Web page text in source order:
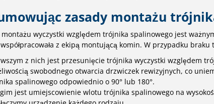
zasady montażu
montażu wyczystki względem trójnika spalinowego jest
z ekipą montującą komin. W przypadku
z nich jest przesunięcie trójnika wyczystki względem
swobodnego otwarcia drzwiczek rewizyjnych, co
spalinowego odpowiednio o 90° lub 180°.
jest umiejscowienie wlotu trójnika spalinowego na